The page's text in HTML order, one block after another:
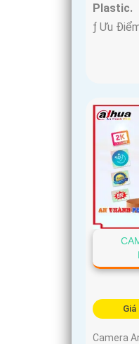
Plastic.
️ƒ Ưu
Giá
Camera